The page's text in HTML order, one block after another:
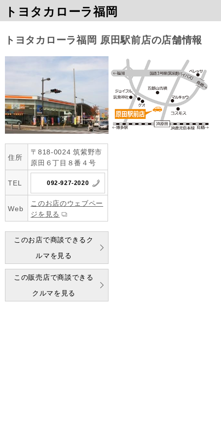
トヨタカローラ福岡
トヨタカローラ福岡 原田駅前店の店舗情報
住所
〒818-0024 筑紫野市
原田６丁目８番４号
TEL 092-927-2020
Web
このお店のウェブペー
ジを見る
このお店で商談できるク
ルマを見る
この販売店で商談できる
クルマを見る